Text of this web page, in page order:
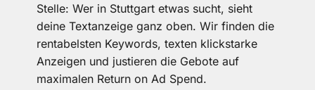
Stelle: Wer in Stuttgart etwas sucht, sieht
deine Textanzeige ganz oben. Wir finden die
rentabelsten Keywords, texten klickstarke
Anzeigen und justieren die Gebote auf
maximalen Return on Ad Spend.